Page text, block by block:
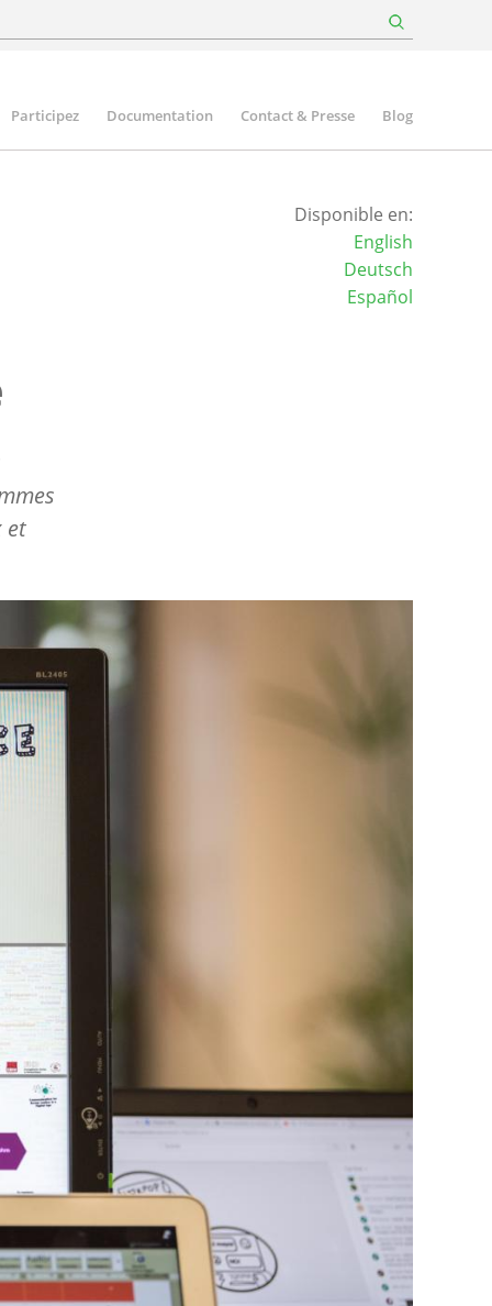
Participez Documentation Contact & Presse Blog
et
Disponible en:
English
Deutsch
Español